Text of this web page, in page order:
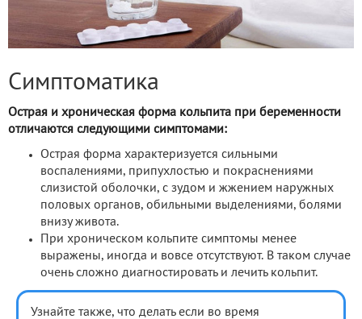
Симптоматика
Острая и хроническая форма кольпита при беременности
отличаются следующими симптомами:
Острая форма характеризуется сильными
воспалениями, припухлостью и покраснениями
слизистой оболочки, с зудом и жжением наружных
половых органов, обильными выделениями, болями
внизу живота.
При хроническом кольпите симптомы менее
выражены, иногда и вовсе отсутствуют. В таком случае
очень сложно диагностировать и лечить кольпит.
Узнайте также, что делать если во время